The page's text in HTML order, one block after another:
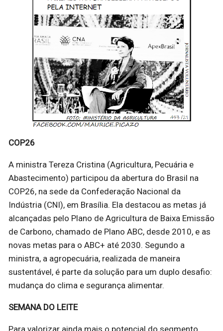
COP26
A ministra Tereza Cristina (Agricultura, Pecuária e
Abastecimento) participou da abertura do Brasil na
COP26, na sede da Confederação Nacional da
Indústria (CNI), em Brasília. Ela destacou as metas já
alcançadas pelo Plano de Agricultura de Baixa Emissão
de Carbono, chamado de Plano ABC, desde 2010, e as
novas metas para o ABC+ até 2030. Segundo a
ministra, a agropecuária, realizada de maneira
sustentável, é parte da solução para um duplo desafio:
mudança do clima e segurança alimentar.
SEMANA DO LEITE
Para valorizar ainda mais o potencial do segmento